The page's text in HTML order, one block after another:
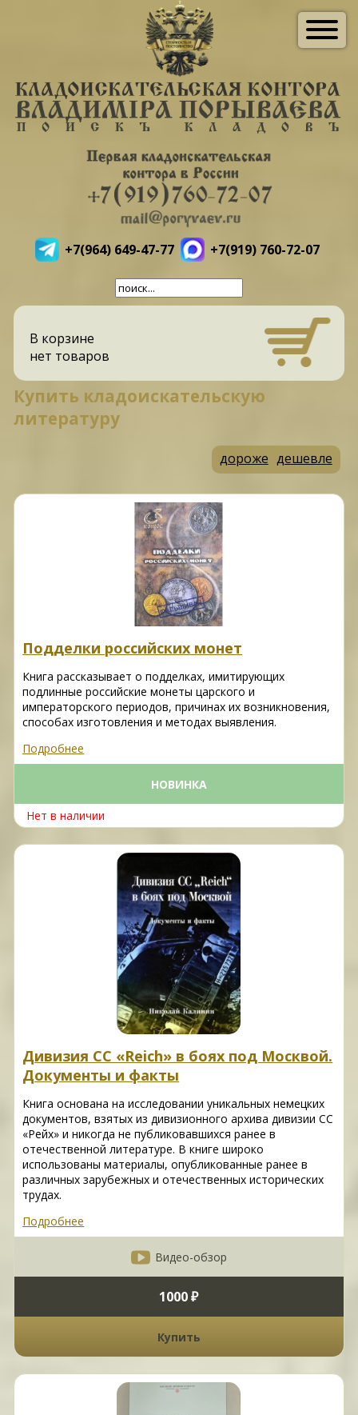
+7(964) 649-47-77 +7(919) 760-72-07
В корзине
нет товаров
Купить кладоискательскую
литературу
дороже дешевле
Подделки российских монет
Книга рассказывает о подделках, имитирующих
подлинные российские монеты царского и
императорского периодов, причинах их возникновения,
способах изготовления и методах выявления.
Подробнее
НОВИНКА
Нет в наличии
Дивизия СС «Reich» в боях под Москвой.
Документы и факты
Книга основана на исследовании уникальных немецких
документов, взятых из дивизионного архива дивизии СС
«Рейх» и никогда не публиковавшихся ранее в
отечественной литературе. В книге широко
использованы материалы, опубликованные ранее в
различных зарубежных и отечественных исторических
трудах.
Подробнее
Видео-обзор
1000 ₽
Купить